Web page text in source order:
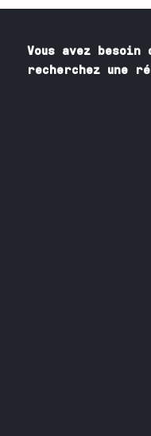
Vous avez besoin
recherchez une